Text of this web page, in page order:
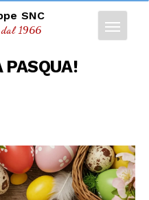
SNC
dal 1966
PASQUA!